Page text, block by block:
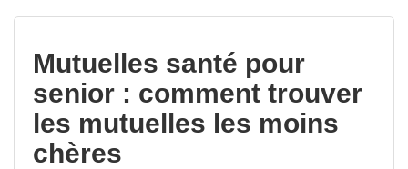
Mutuelles santé pour
senior : comment trouver
les mutuelles les moins
chères